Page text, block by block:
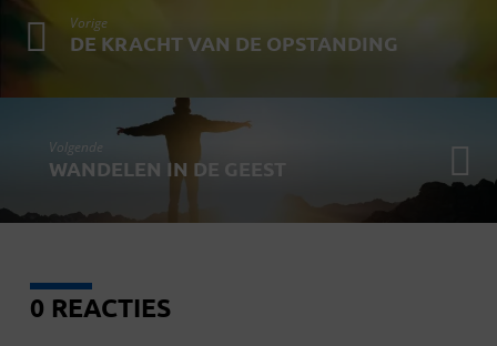
Vorige
DE KRACHT VAN DE OPSTANDING
Volgende
WANDELEN IN DE GEEST
0 REACTIES